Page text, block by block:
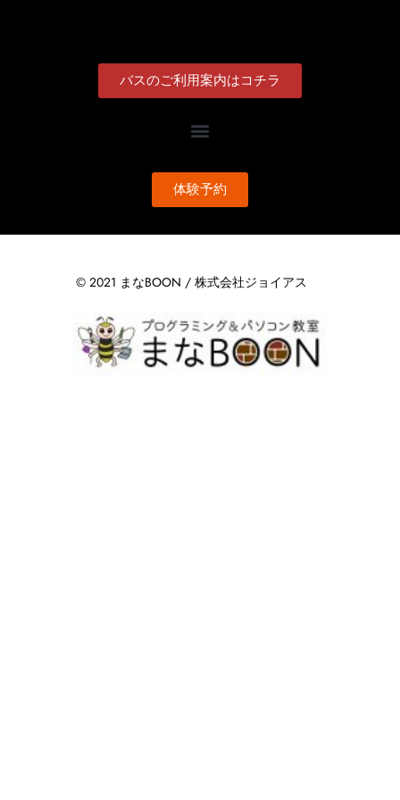
バスのご利用案内はコチラ
体験予約
© 2021 まなBOON / 株式会社ジョイアス